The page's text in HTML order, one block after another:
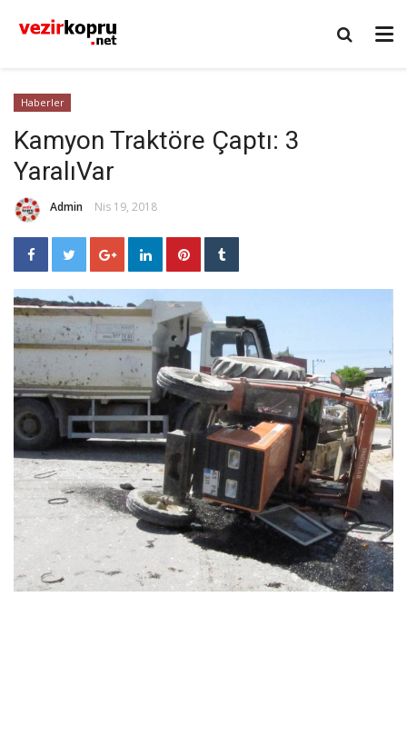
Haberler
Kamyon Traktöre Çaptı: 3
YaralıVar
Admin Nis 19, 2018